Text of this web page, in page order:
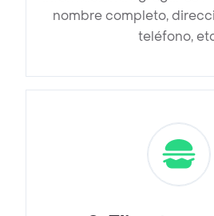
nombre completo,
teléfono,